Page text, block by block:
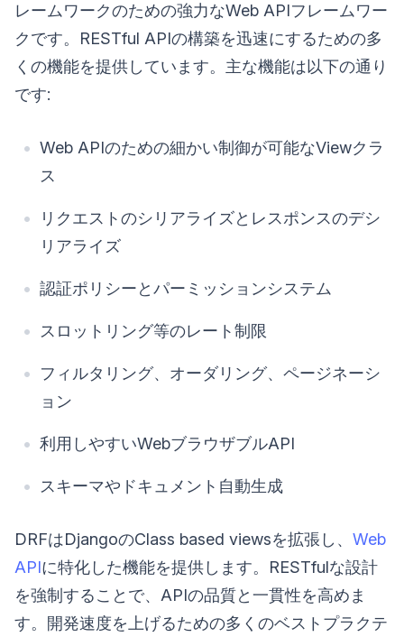
レームワークのための強力なWeb APIフレームワー
クです。RESTful APIの構築を迅速にするための多
くの機能を提供しています。主な機能は以下の通り
です:
Web APIのための細かい制御が可能なViewクラ
ス
リクエストのシリアライズとレスポンスのデシ
リアライズ
認証ポリシーとパーミッションシステム
スロットリング等のレート制限
フィルタリング、オーダリング、ページネーシ
ョン
利用しやすいWebブラウザブルAPI
スキーマやドキュメント自動生成
DRFはDjangoのClass based viewsを拡張し、 Web
APIに特化した機能を提供します。RESTfulな設計
を強制することで、APIの品質と一貫性を高めま
す。開発速度を上げるための多くのベストプラクテ